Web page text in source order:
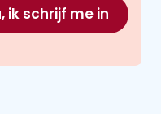
ik schrijf me in